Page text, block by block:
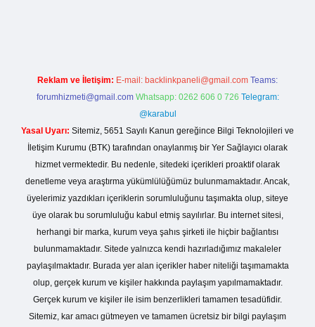
Reklam ve İletişim: E-mail: backlinkpaneli@gmail.com Teams:
forumhizmeti@gmail.com Whatsapp: 0262 606 0 726 Telegram:
@karabul
Yasal Uyarı: Sitemiz, 5651 Sayılı Kanun gereğince Bilgi Teknolojileri ve
İletişim Kurumu (BTK) tarafından onaylanmış bir Yer Sağlayıcı olarak
hizmet vermektedir. Bu nedenle, sitedeki içerikleri proaktif olarak
denetleme veya araştırma yükümlülüğümüz bulunmamaktadır. Ancak,
üyelerimiz yazdıkları içeriklerin sorumluluğunu taşımakta olup, siteye
üye olarak bu sorumluluğu kabul etmiş sayılırlar. Bu internet sitesi,
herhangi bir marka, kurum veya şahıs şirketi ile hiçbir bağlantısı
bulunmamaktadır. Sitede yalnızca kendi hazırladığımız makaleler
paylaşılmaktadır. Burada yer alan içerikler haber niteliği taşımamakta
olup, gerçek kurum ve kişiler hakkında paylaşım yapılmamaktadır.
Gerçek kurum ve kişiler ile isim benzerlikleri tamamen tesadüfidir.
Sitemiz, kar amacı gütmeyen ve tamamen ücretsiz bir bilgi paylaşım